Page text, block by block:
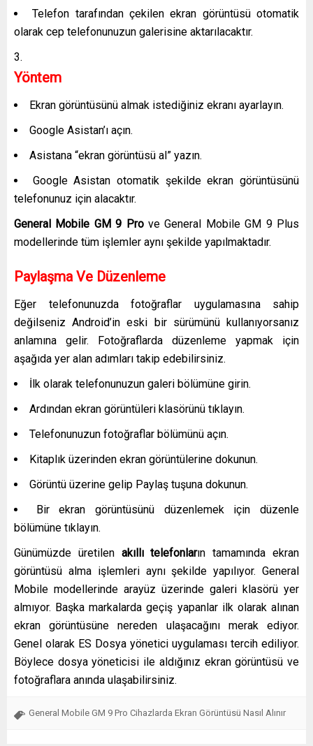
Telefon tarafından çekilen ekran görüntüsü otomatik
olarak cep telefonunuzun galerisine aktarılacaktır.
Yöntem
Ekran görüntüsünü almak istediğiniz ekranı ayarlayın.
Google Asistan’ı açın.
Asistana “ekran görüntüsü al” yazın.
Google Asistan otomatik şekilde ekran görüntüsünü
telefonunuz için alacaktır.
General Mobile GM 9 Prove General Mobile GM 9 Plus
modellerinde tüm işlemler aynı şekilde yapılmaktadır.
Paylaşma Ve Düzenleme
Eğer telefonunuzda fotoğraflar uygulamasına sahip
değilseniz Android’in eski bir sürümünü kullanıyorsanız
anlamına gelir. Fotoğraflarda düzenleme yapmak için
aşağıda yer alan adımları takip edebilirsiniz.
İlk olarak telefonunuzun galeri bölümüne girin.
Ardından ekran görüntüleri klasörünü tıklayın.
Telefonunuzun fotoğraflar bölümünü açın.
Kitaplık üzerinden ekran görüntülerine dokunun.
Görüntü üzerine gelip Paylaş tuşuna dokunun.
Bir ekran görüntüsünü düzenlemek için düzenle
bölümüne tıklayın.
Günümüzde üretilen akıllı telefonların tamamında ekran
görüntüsü alma işlemleri aynı şekilde yapılıyor. General
Mobile modellerinde arayüz üzerinde galeri klasörü yer
almıyor. Başka markalarda geçiş yapanlar ilk olarak alınan
ekran görüntüsüne nereden ulaşacağını merak ediyor.
Genel olarak ES Dosya yönetici uygulaması tercih ediliyor.
Böylece dosya yöneticisi ile aldığınız ekran görüntüsü ve
fotoğraflara anında ulaşabilirsiniz.
General Mobile GM 9 Pro Cihazlarda Ekran Görüntüsü Nasıl Alınır